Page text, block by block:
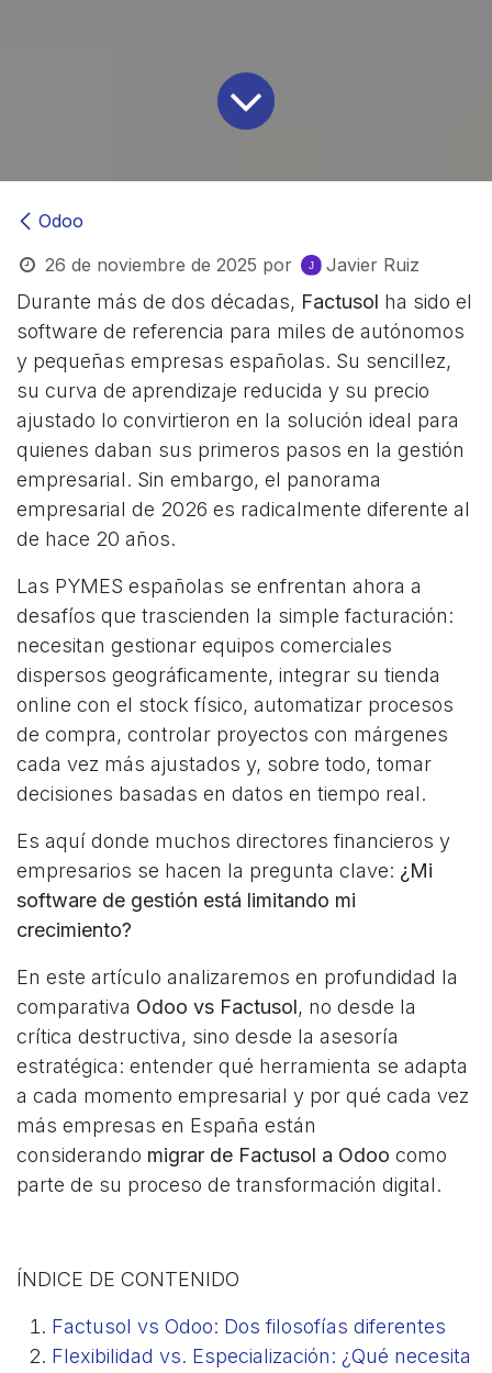
Odoo
26 de noviembre de 2025 por Javier Ruiz
Durante más de dos décadas, Factusol ha sido el
software de referencia para miles de autónomos
y pequeñas empresas españolas. Su sencillez,
su curva de aprendizaje reducida y su precio
ajustado lo convirtieron en la solución ideal para
quienes daban sus primeros pasos en la gestión
empresarial. Sin embargo, el panorama
empresarial de 2026 es radicalmente diferente al
de hace 20 años.
Las PYMES españolas se enfrentan ahora a
desafíos que trascienden la simple facturación:
necesitan gestionar equipos comerciales
dispersos geográficamente, integrar su tienda
online con el stock físico, automatizar procesos
de compra, controlar proyectos con márgenes
cada vez más ajustados y, sobre todo, tomar
decisiones basadas en datos en tiempo real.
Es aquí donde muchos directores financieros y
empresarios se hacen la pregunta clave: ¿Mi
software de gestión está limitando mi
crecimiento?
En este artículo analizaremos en profundidad la
comparativa Odoo vs Factusol, no desde la
crítica destructiva, sino desde la asesoría
estratégica: entender qué herramienta se adapta
a cada momento empresarial y por qué cada vez
más empresas en España están
considerando migrar de Factusol a Odoo como
parte de su proceso de transformación digital.
ÍNDICE DE CONTENIDO
Factusol vs Odoo: Dos filosofías diferentes
Flexibilidad vs. Especialización: ¿Qué necesita